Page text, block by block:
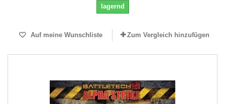
lagernd
Auf meine Wunschliste Zum Vergleich hinzufügen